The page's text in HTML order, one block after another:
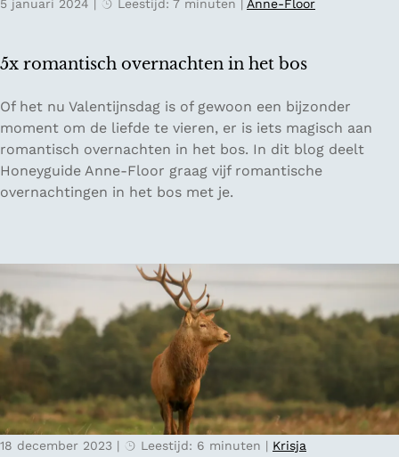
I
t
m
e
e
t
d
r
a
t
a
a
5x romantisch overnachten in het bos
5 januari 2024 | Leestijd: 7 minuten | Anne-Floor
5
x
r
o
m
s
c
h
o
e
r
n
Of het nu Valentijnsdag is of gewoon een bijzonder
moment om de liefde te vieren, er is iets magisch aan
romantisch overnachten in het bos. In dit blog deelt
Honeyguide Anne-Floor graag vijf romantische
overnachtingen in het bos met je.
18 december 2023 | Leestijd: 6 minuten | Krisja